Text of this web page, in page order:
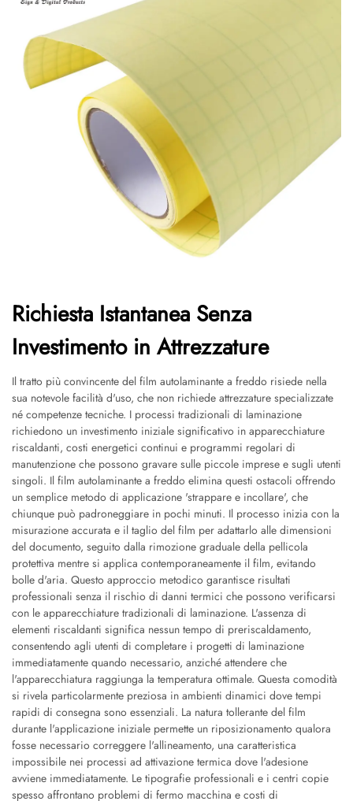
Richiesta Istantanea Senza
Investimento in Attrezzature
Il tratto più convincente del film autolaminante a freddo risiede nella
sua notevole facilità d'uso, che non richiede attrezzature specializzate
né competenze tecniche. I processi tradizionali di laminazione
richiedono un investimento iniziale significativo in apparecchiature
riscaldanti, costi energetici continui e programmi regolari di
manutenzione che possono gravare sulle piccole imprese e sugli utenti
singoli. Il film autolaminante a freddo elimina questi ostacoli offrendo
un semplice metodo di applicazione 'strappare e incollare', che
chiunque può padroneggiare in pochi minuti. Il processo inizia con la
misurazione accurata e il taglio del film per adattarlo alle dimensioni
del documento, seguito dalla rimozione graduale della pellicola
protettiva mentre si applica contemporaneamente il film, evitando
bolle d'aria. Questo approccio metodico garantisce risultati
professionali senza il rischio di danni termici che possono verificarsi
con le apparecchiature tradizionali di laminazione. L'assenza di
elementi riscaldanti significa nessun tempo di preriscaldamento,
consentendo agli utenti di completare i progetti di laminazione
immediatamente quando necessario, anziché attendere che
l'apparecchiatura raggiunga la temperatura ottimale. Questa comodità
si rivela particolarmente preziosa in ambienti dinamici dove tempi
rapidi di consegna sono essenziali. La natura tollerante del film
durante l'applicazione iniziale permette un riposizionamento qualora
fosse necessario correggere l'allineamento, una caratteristica
impossibile nei processi ad attivazione termica dove l'adesione
avviene immediatamente. Le tipografie professionali e i centri copie
spesso affrontano problemi di fermo macchina e costi di